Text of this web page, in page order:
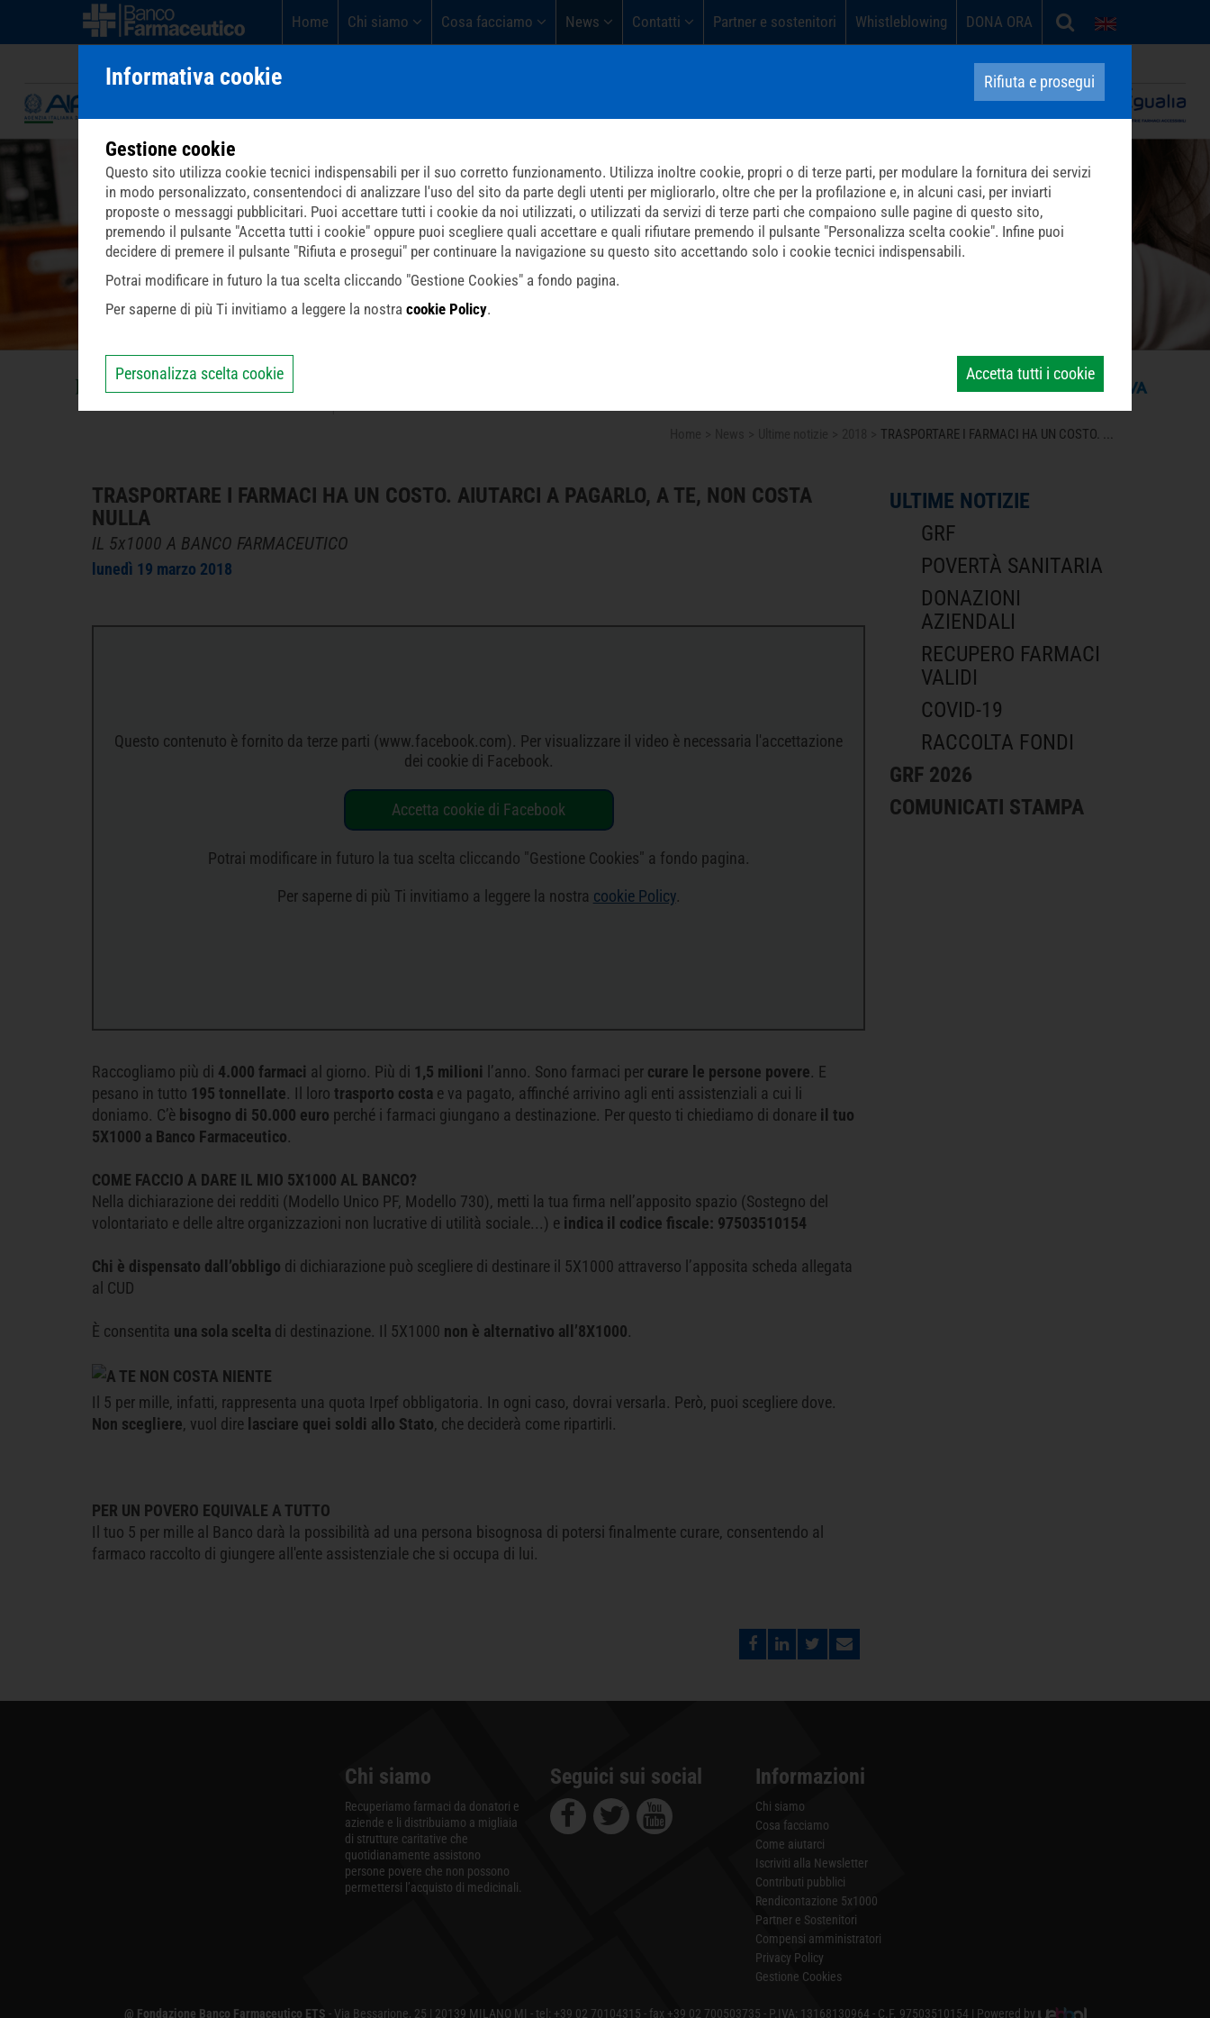
Home Chi siamo Cosa facciamo News Contatti Partner e sostenitori Whistleblowing DONA ORA
Carità in opera contro la povertà sanitaria
TRASPORTARE I FARMACI HA UN COSTO. ...
TRASPORTARE I FARMACI HA UN COSTO. AIUTARCI A PAGARLO, A TE, NON COSTA
NULLA
IL 5x1000 A BANCO FARMACEUTICO
lunedì 19 marzo 2018
Questo contenuto è fornito da terze parti (www.facebook.com). Per visualizzare il video è necessaria l'accettazione
dei cookie di Facebook.
Accetta cookie di Facebook
Potrai modificare in futuro la tua scelta cliccando "Gestione Cookies" a fondo pagina.
Per saperne di più Ti invitiamo a leggere la nostra cookie Policy.
Raccogliamo più di 4.000 farmaci al giorno. Più di 1,5 milioni l’anno. Sono farmaci per curare le persone povere. E
pesano in tutto 195 tonnellate. Il loro trasporto costa e va pagato, affinché arrivino agli enti assistenziali a cui li
doniamo. C’è bisogno di 50.000 euro perché i farmaci giungano a destinazione. Per questo ti chiediamo di donare il tuo
5X1000 a Banco Farmaceutico.
COME FACCIO A DARE IL MIO 5X1000 AL BANCO?
Nella dichiarazione dei redditi (Modello Unico PF, Modello 730), metti la tua firma nell’apposito spazio (Sostegno del
volontariato e delle altre organizzazioni non lucrative di utilità sociale...) e indica il codice fiscale: 97503510154
Chi è dispensato dall’obbligo di dichiarazione può scegliere di destinare il 5X1000 attraverso l’apposita scheda allegata
al CUD
È consentita una sola scelta di destinazione. Il 5X1000 non è alternativo all’8X1000.
A TE NON COSTA NIENTE
Il 5 per mille, infatti, rappresenta una quota Irpef obbligatoria. In ogni caso, dovrai versarla. Però, puoi scegliere dove.
Non scegliere, vuol dire lasciare quei soldi allo Stato, che deciderà come ripartirli.
PER UN POVERO EQUIVALE A TUTTO
Il tuo 5 per mille al Banco darà la possibilità ad una persona bisognosa di potersi finalmente curare, consentendo al
farmaco raccolto di giungere all'ente assistenziale che si occupa di lui.
ULTIME NOTIZIE
GRF
POVERTÀ SANITARIA
DONAZIONI
AZIENDALI
RECUPERO FARMACI
VALIDI
COVID-19
RACCOLTA FONDI
GRF 2026
COMUNICATI STAMPA
Chi siamo
Recuperiamo farmaci da donatori e
aziende e li distribuiamo a migliaia
di strutture caritative che
quotidianamente assistono
persone povere che non possono
permettersi l’acquisto di medicinali.
Seguici sui social Informazioni
Chi siamo
Cosa facciamo
Come aiutarci
Iscriviti alla Newsletter
Contributi pubblici
Rendicontazione 5x1000
Partner e Sostenitori
Compensi amministratori
Privacy Policy
Gestione Cookies
@ Fondazione Banco Farmaceutico ETS - Via Bessarione, 25 | 20139 MILANO MI - tel: +39 02 70104315 - fax +39 02 700503735 - P.IVA: 13168130964 - C.F. 97503510154 | Powered by
Informativa cookie Rifiuta e prosegui
Gestione cookie
Questo sito utilizza cookie tecnici indispensabili per il suo corretto funzionamento. Utilizza inoltre cookie, propri o di terze parti, per modulare la fornitura dei servizi
in modo personalizzato, consentendoci di analizzare l'uso del sito da parte degli utenti per migliorarlo, oltre che per la profilazione e, in alcuni casi, per inviarti
proposte o messaggi pubblicitari. Puoi accettare tutti i cookie da noi utilizzati, o utilizzati da servizi di terze parti che compaiono sulle pagine di questo sito,
premendo il pulsante "Accetta tutti i cookie" oppure puoi scegliere quali accettare e quali rifiutare premendo il pulsante "Personalizza scelta cookie". Infine puoi
decidere di premere il pulsante "Rifiuta e prosegui" per continuare la navigazione su questo sito accettando solo i cookie tecnici indispensabili.
Potrai modificare in futuro la tua scelta cliccando "Gestione Cookies" a fondo pagina.
Per saperne di più Ti invitiamo a leggere la nostra cookie Policy.
Personalizza scelta cookie Accetta tutti i cookie